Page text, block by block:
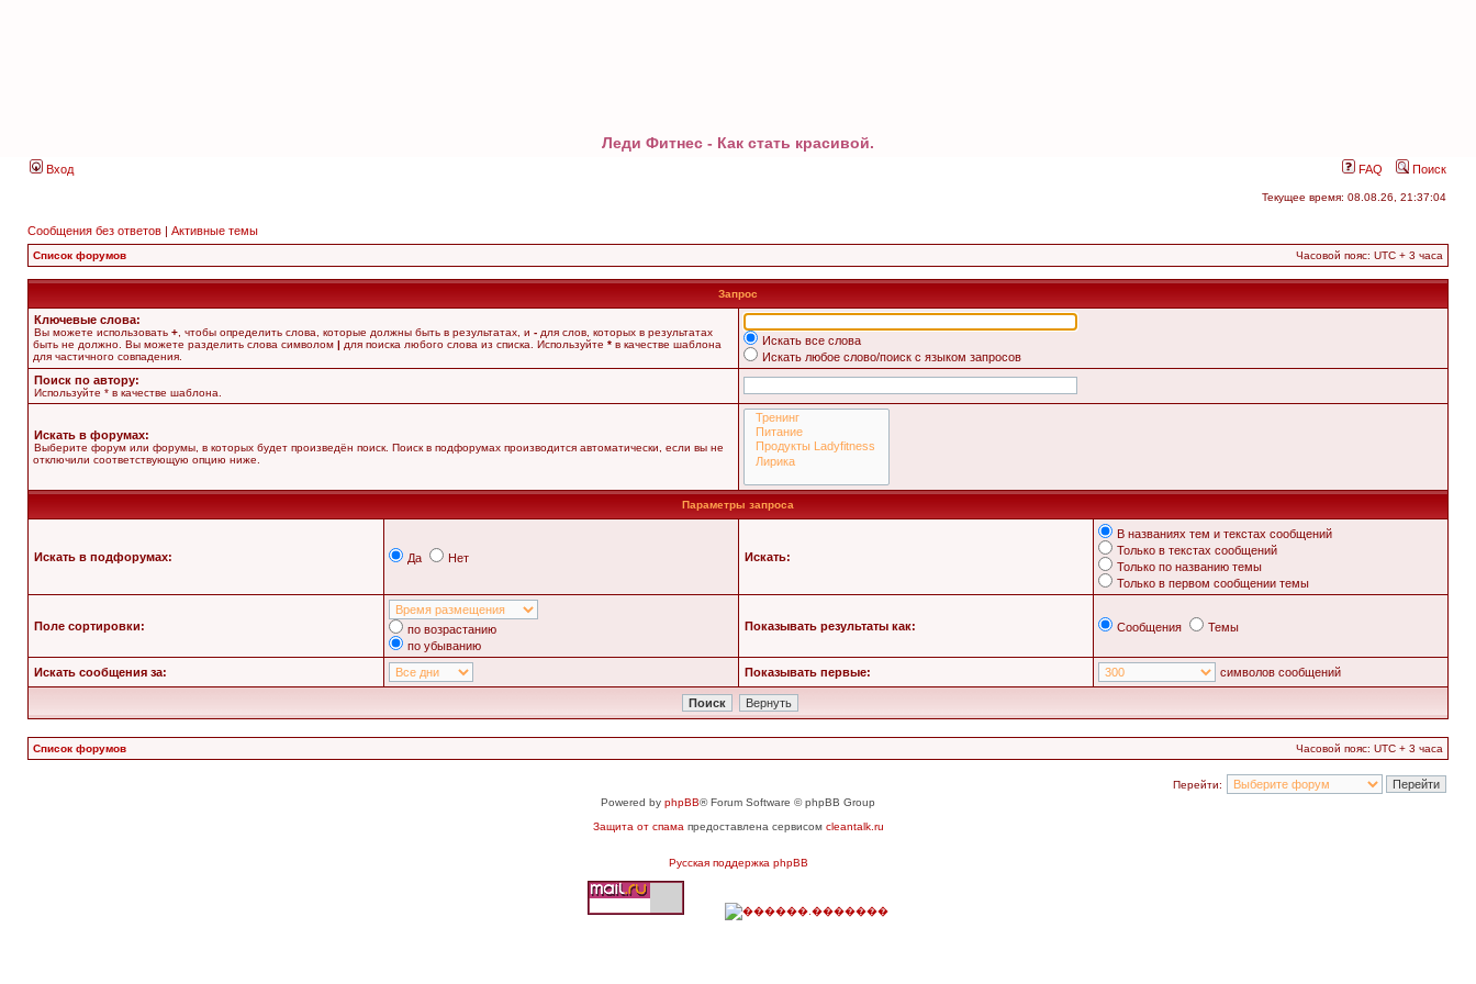
Леди Фитнес - Как стать красивой.
Вход FAQ Поиск
Текущее время: 08.08.26, 21:37:04
Сообщения без ответов | Активные темы
Список форумов Часовой пояс: UTC + 3 часа
Запрос
Ключевые слова:
Вы можете использовать + , чтобы определить слова, которые должны быть в результатах, и - для слов, которых в результатах
быть не должно. Вы можете разделить слова символом | для поиска любого слова из списка. Используйте * в качестве шаблона
для частичного совпадения.
Искать все слова
Искать любое слово/поиск с языком запросов
Поиск по автору:
Используйте * в качестве шаблона.
Искать в форумах:
Выберите форум или форумы, в которых будет произведён поиск. Поиск в подфорумах производится автоматически, если вы не
отключили соответствующую опцию ниже.
Параметры запроса
Искать в подфорумах: Да Нет Искать:
В названиях тем и текстах сообщений
Только в текстах сообщений
Только по названию темы
Только в первом сообщении темы
Поле сортировки:
по возрастанию
по убыванию
Показывать результаты как: Сообщения Темы
Искать сообщения за: Показывать первые: символов сообщений
Список форумов Часовой пояс: UTC + 3 часа
Перейти:
Powered by phpBB® Forum Software © phpBB Group
Защита от спама предоставлена сервисом cleantalk.ru
Русская поддержка phpBB